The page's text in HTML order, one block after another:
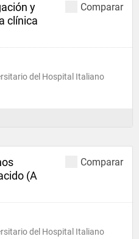
Comparar
y
clínica
del Hospital Italiano
Comparar
(A
del Hospital Italiano